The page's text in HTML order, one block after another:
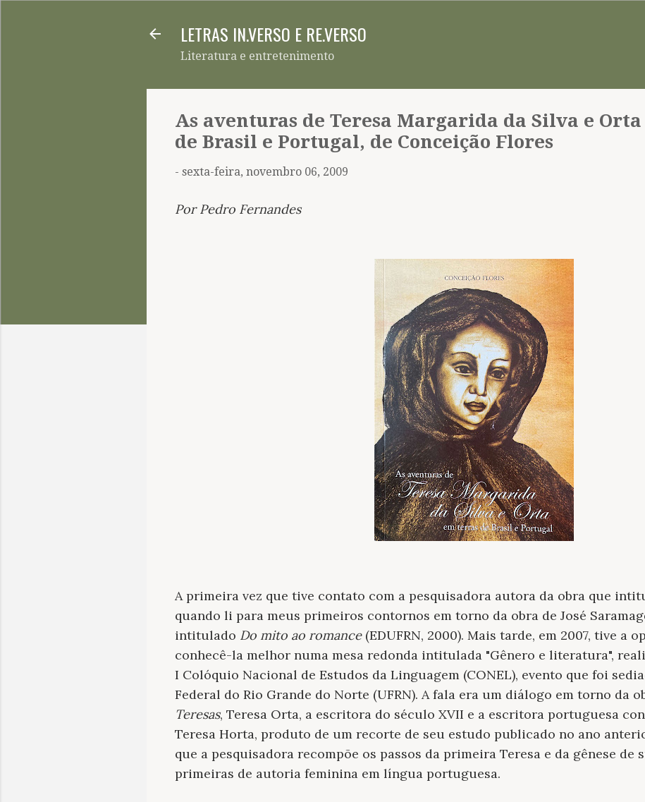
LETRAS IN.VERSO E RE.VERSO
Literatura e entretenimento
As aventuras de Teresa Margarida da Silva e
de Brasil e Portugal, de Conceição Flores
- sexta-feira, novembro 06, 2009
Por Pedro Fernandes
A primeira vez que tive contato com a pesquisadora autora da obra que
quando li para meus primeiros contornos em torno da obra de José
intitulado Do mito ao romance(EDUFRN, 2000). Mais tarde, em 2007, tive a
conhecê-la melhor numa mesa redonda intitulada "Gênero e literatura",
I Colóquio Nacional de Estudos da Linguagem (CONEL), evento que foi
Federal do Rio Grande do Norte (UFRN). A fala era um diálogo em torno da
Teresas, Teresa Orta, a escritora do século XVII e a escritora portuguesa
Teresa Horta, produto de um recorte de seu estudo publicado no ano
que a pesquisadora recompõe os passos da primeira Teresa e da gênese de
primeiras de autoria feminina em língua portuguesa.